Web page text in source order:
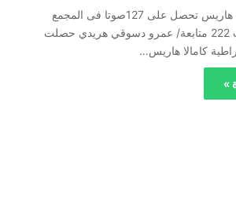
انتخابات أمريكا.. هاريس تحصل على 127صوتا فى المجمع
الانتخابى وترامب 222 متابعة/ عمرو دسوقي هريدي حصلت
كامالا هاريس…
»